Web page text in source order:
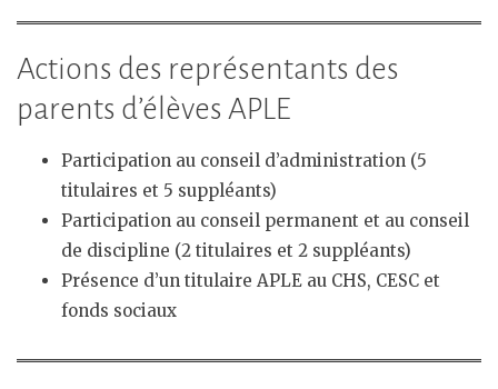
Actions des représentants des
parents d’élèves APLE
Participation au conseil d’administration (5
titulaires et 5 suppléants)
Participation au conseil permanent et au conseil
de discipline (2 titulaires et 2 suppléants)
Présence d’un titulaire APLE au CHS, CESC et
fonds sociaux